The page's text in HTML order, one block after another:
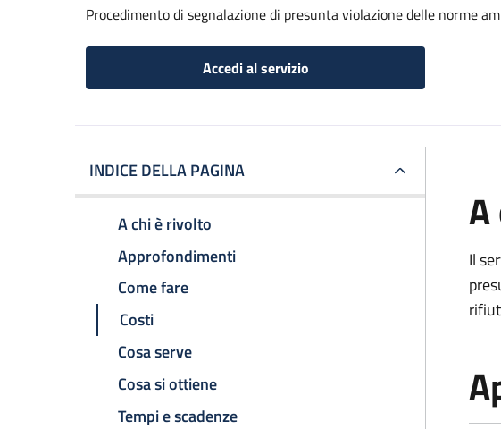
Procedimento di segnalazione di presunta violazione delle norme
Accedi al servizio
INDICE DELLA PAGINA
A chi è rivolto
Approfondimenti
Come fare
Costi
Cosa serve
Cosa si ottiene
Tempi e scadenze
Il